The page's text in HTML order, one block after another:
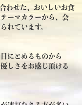
わせた、おいしいお食
ーマカラーから、会
れています。
にとめるものから
しさをお感じ頂ける